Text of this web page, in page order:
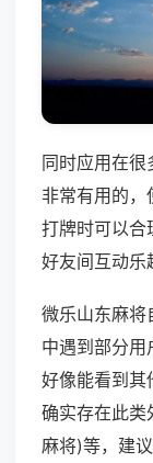
同时应用在
非常有用的
打牌时可以合
好友间互动乐
微乐山东麻将
中遇到部分用
好像能看到其
确实存在此类
麻将)等，建